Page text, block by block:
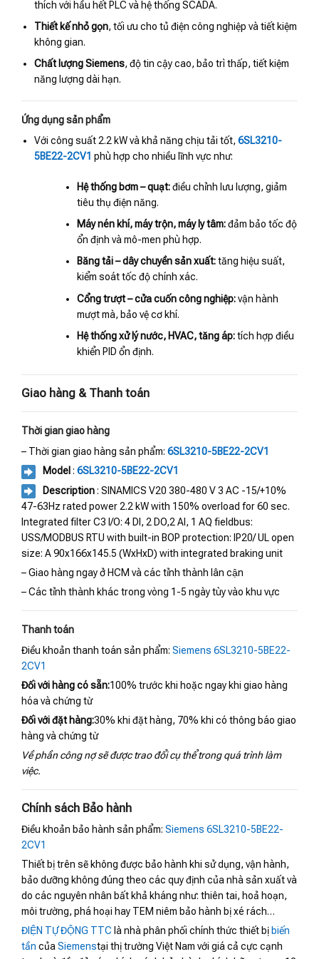
thích với hầu hết PLC và hệ thống SCADA.
Thiết kế nhỏ gọn, tối ưu cho tủ điện công nghiệp và tiết kiệm
không gian.
Chất lượng Siemens, độ tin cậy cao, bảo trì thấp, tiết kiệm
năng lượng dài hạn.
Ứng dụng sản phẩm
Với công suất 2.2 kW và khả năng chịu tải tốt,6SL3210-
5BE22-2CV1 phù hợp cho nhiều lĩnh vực như:
Hệ thống bơm – quạt:điều chỉnh lưu lượng, giảm
tiêu thụ điện năng.
Máy nén khí, máy trộn, máy ly tâm:đảm bảo tốc độ
ổn định và mô-men phù hợp.
Băng tải – dây chuyền sản xuất:tăng hiệu suất,
kiểm soát tốc độ chính xác.
Cổng trượt – cửa cuốn công nghiệp:vận hành
mượt mà, bảo vệ cơ khí.
Hệ thống xử lý nước, HVAC, tăng áp:tích hợp điều
khiển PID ổn định.
Giao hàng & Thanh toán
Thời gian giao hàng
– Thời gian giao hàng sản phẩm: 6SL3210-5BE22-2CV1
Model : 6SL3210-5BE22-2CV1
Description: SINAMICS V20 380-480 V 3 AC -15/+10%
47-63Hz rated power 2.2 kW with 150% overload for 60 sec.
Integrated filter C3 I/O: 4 DI, 2 DO,2 AI, 1 AQ fieldbus:
USS/MODBUS RTU with built-in BOP protection: IP20/ UL open
size: A 90x166x145.5 (WxHxD) with integrated braking unit
– Giao hàng ngay ở HCM và các tỉnh thành lân cận
– Các tỉnh thành khác trong vòng 1-5 ngày tùy vào khu vực
Thanh toán
Điều khoản thanh toán sản phẩm: Siemens 6SL3210-5BE22-
2CV1
Đối với hàng có sẵn:100% trước khi hoặc ngay khi giao hàng
hóa và chứng từ
Đối với đặt hàng:30% khi đặt hàng, 70% khi có thông báo giao
hàng và chứng từ
Về phần công nợ sẽ được trao đổi cụ thể trong quá trình làm
việc.
Chính sách Bảo hành
Điều khoản bảo hành sản phẩm: Siemens 6SL3210-5BE22-
2CV1
Thiết bị trên sẽ không được bảo hành khi sử dụng, vận hành,
bảo dưỡng không đúng theo các quy định của nhà sản xuất và
do các nguyên nhân bất khả kháng như: thiên tai, hoả hoạn,
môi trường, phá hoại hay TEM niêm bảo hành bị xé rách…
ĐIỆN TỰ ĐỘNG TTC là nhà phân phối chính thức thiết bị biến
tần củaSiemenstại thị trường Việt Nam với giá cả cực cạnh